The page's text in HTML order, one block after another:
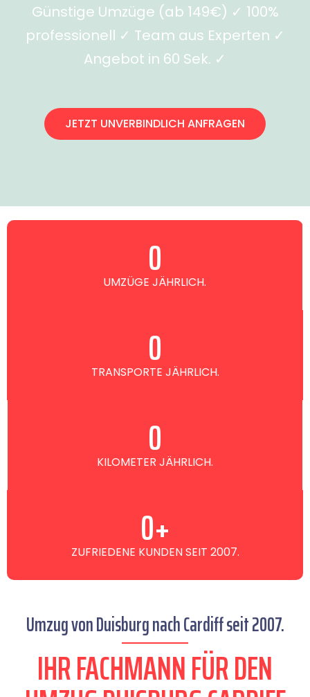
Günstige Umzüge (ab 149€) ✓ 100%
professionell ✓ Team aus Experten ✓
Angebot in 60 Sek. ✓
JETZT UNVERBINDLICH ANFRAGEN
UMZÜGE JÄHRLICH.
0
TRANSPORTE JÄHRLICH.
0
KILOMETER JÄHRLICH.
0
ZUFRIEDENE KUNDEN SEIT 2007.
0+
Umzug von Duisburg nach Cardiff seit 2007.
IHR FACHMANN FÜR DEN